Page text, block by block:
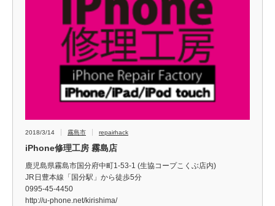
2018/3/14 霧島市 repairhack
iPhone修理工房 霧島店
鹿児島県霧島市国分府中町1-53-1 (生協コープこくぶ店内)
JR日豊本線「国分駅」から徒歩5分
0995-45-4450
http://u-phone.net/kirishima/